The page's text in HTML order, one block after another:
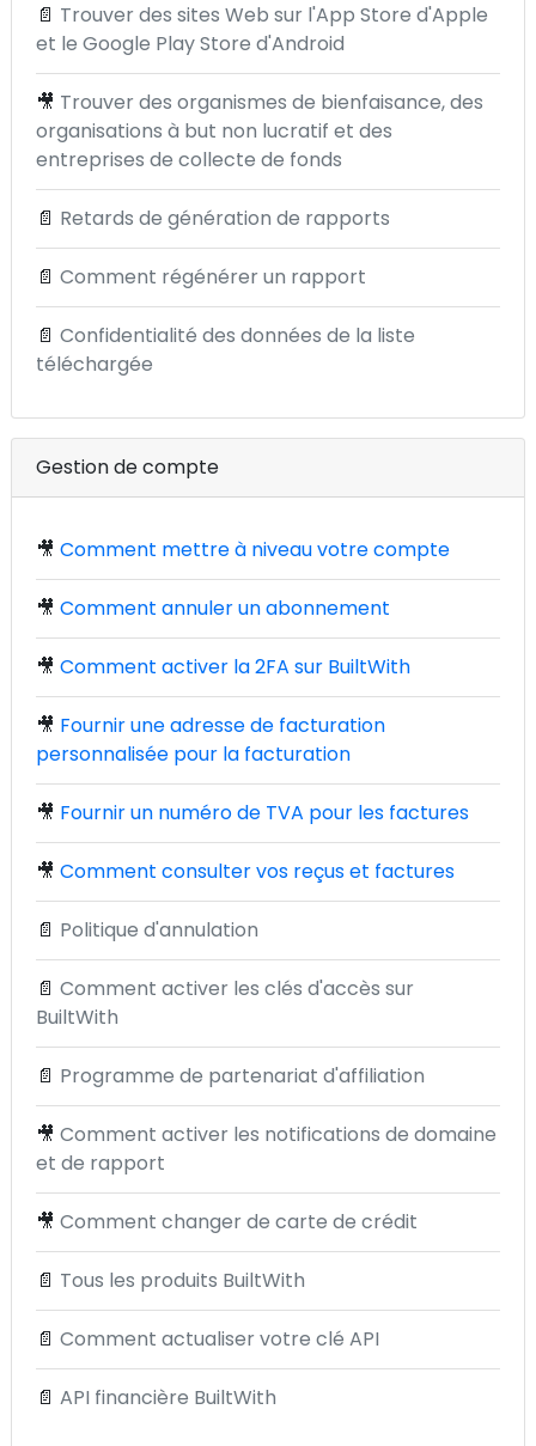
📄 Trouver des sites Web sur l'App Store d'Apple
et le Google Play Store d'Android
🎥 Trouver des organismes de bienfaisance, des
organisations à but non lucratif et des
entreprises de collecte de fonds
📄 Retards de génération de rapports
📄 Comment régénérer un rapport
📄 Confidentialité des données de la liste
téléchargée
Gestion de compte
🎥 Comment mettre à niveau votre compte
🎥 Comment annuler un abonnement
🎥 Comment activer la 2FA sur BuiltWith
🎥 Fournir une adresse de facturation
personnalisée pour la facturation
🎥 Fournir un numéro de TVA pour les factures
🎥 Comment consulter vos reçus et factures
📄 Politique d'annulation
📄 Comment activer les clés d'accès sur
BuiltWith
📄 Programme de partenariat d'affiliation
🎥 Comment activer les notifications de domaine
et de rapport
🎥 Comment changer de carte de crédit
📄 Tous les produits BuiltWith
📄 Comment actualiser votre clé API
📄 API financière BuiltWith